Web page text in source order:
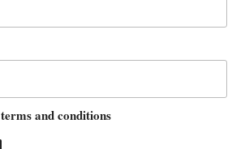
terms and conditions